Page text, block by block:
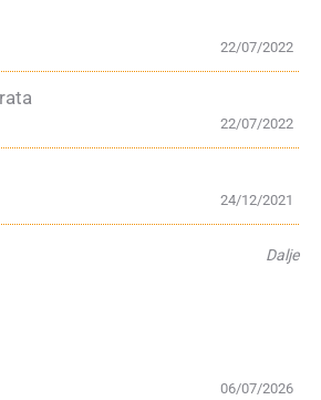
22/07/2022
22/07/2022
24/12/2021
Dalje
06/07/2026